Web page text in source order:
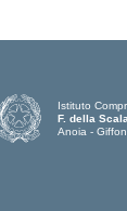
Istituto
F. della Scala
Anoia -